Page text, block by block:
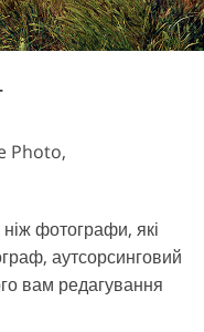
Photo,
фотографи, які
аутсорсинговий
вам редагування